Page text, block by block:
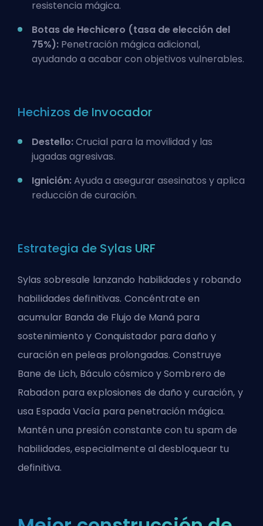
resistencia mágica.
Botas de Hechicero (tasa de elección del
75%): Penetración mágica adicional,
ayudando a acabar con objetivos vulnerables.
Hechizos de Invocador
Destello:Crucial para la movilidad y las
jugadas agresivas.
Ignición:Ayuda a asegurar asesinatos y aplica
reducción de curación.
Estrategia de Sylas URF
Sylas sobresale lanzando habilidades y robando
habilidades definitivas. Concéntrate en
acumular Banda de Flujo de Maná para
sostenimiento y Conquistador para daño y
curación en peleas prolongadas. Construye
Bane de Lich, Báculo cósmico y Sombrero de
Rabadon para explosiones de daño y curación, y
usa Espada Vacía para penetración mágica.
Mantén una presión constante con tu spam de
habilidades, especialmente al desbloquear tu
definitiva.